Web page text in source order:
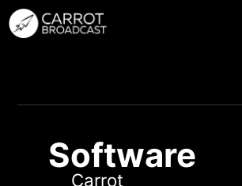
Software
Titles
Carrot MOS
Carrot VS / AR